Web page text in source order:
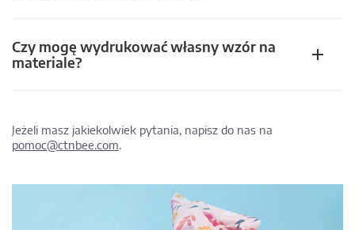
Czy mogę wydrukować własny wzór na
materiale?
Jeżeli masz jakiekolwiek pytania, napisz do nas na
pomoc@ctnbee.com.